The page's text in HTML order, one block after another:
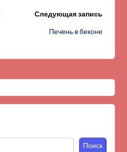
Следующая запись
Печень в беконе
Поиск